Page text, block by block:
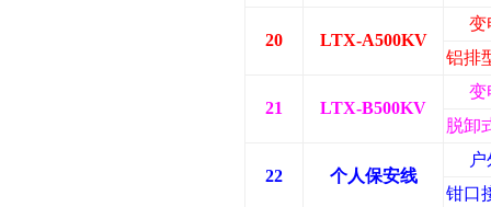
20 LTX-A500KV
变
铝排
21 LTX-B500KV
变
脱卸
22 个人保安线
钳口